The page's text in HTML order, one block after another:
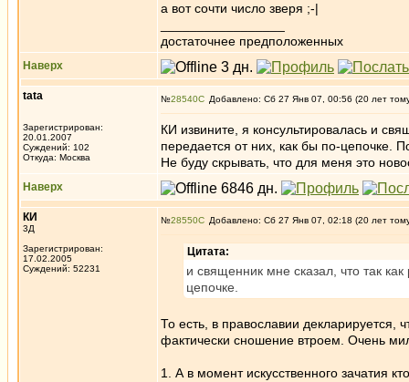
а вот сочти число зверя ;-|
достаточнее предположенных
Наверх
tata
Зарегистрирован:
20.01.2007
Суждений: 102
Откуда: Москва
№28540 Добавлено: Сб 27 Янв 07, 00:56 (20 лет
КИ извините, я консультировалась и
передается от них, как бы по-цепочке.
Не буду скрывать, что для меня это
Наверх
КИ
3Д
Зарегистрирован:
17.02.2005
Суждений: 52231
№28550 Добавлено: Сб 27 Янв 07, 02:18 (20 лет
Цитата:
и священник мне сказал, что так
цепочке.
То есть, в православии декларируется,
фактически сношение втроем. Очень
1. А в момент искусственного зачатия